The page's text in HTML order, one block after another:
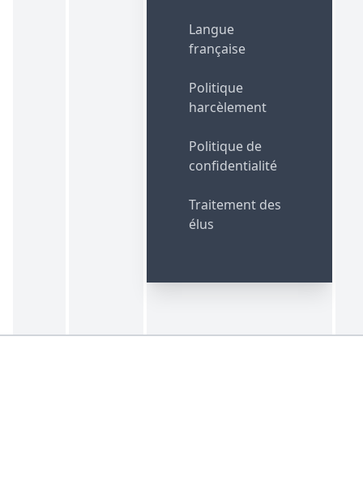
Langue
française
Politique
harcèlement
Politique de
confidentialité
Traitement des
élus